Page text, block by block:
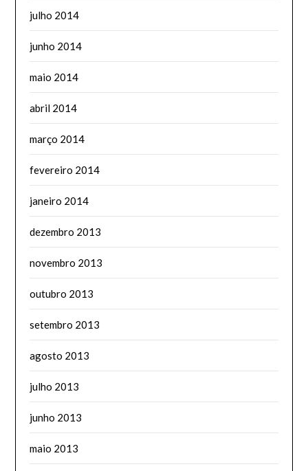
julho 2014
junho 2014
maio 2014
abril 2014
março 2014
fevereiro 2014
janeiro 2014
dezembro 2013
novembro 2013
outubro 2013
setembro 2013
agosto 2013
julho 2013
junho 2013
maio 2013